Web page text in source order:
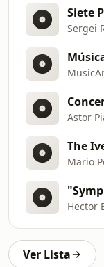
Sergei
Astor
Mario
Hector
Ver Lista